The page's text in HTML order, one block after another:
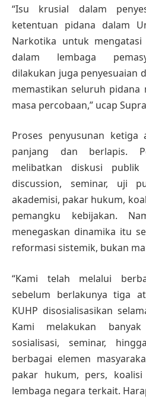
“Isu krusial dalam
ketentuan pidana dalam
Narkotika untuk
dalam lembaga
dilakukan juga penyesuaian
memastikan seluruh
masa percobaan,” ucap
Proses penyusunan
panjang dan berlapis.
melibatkan diskusi
discussion, seminar, uji
akademisi, pakar hukum,
pemangku kebijakan.
menegaskan dinamika itu
reformasi sistemik, bukan
“Kami telah melalui
sebelum berlakunya tiga
KUHP disosialisasikan
Kami melakukan
sosialisasi, seminar,
berbagai elemen
pakar hukum, pers,
lembaga negara terkait.